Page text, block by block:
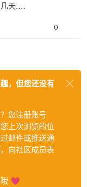
天....
0
，但您还没有
您注册账号
上次浏览的位
邮件或推送通
向社区成员表
哦 💗